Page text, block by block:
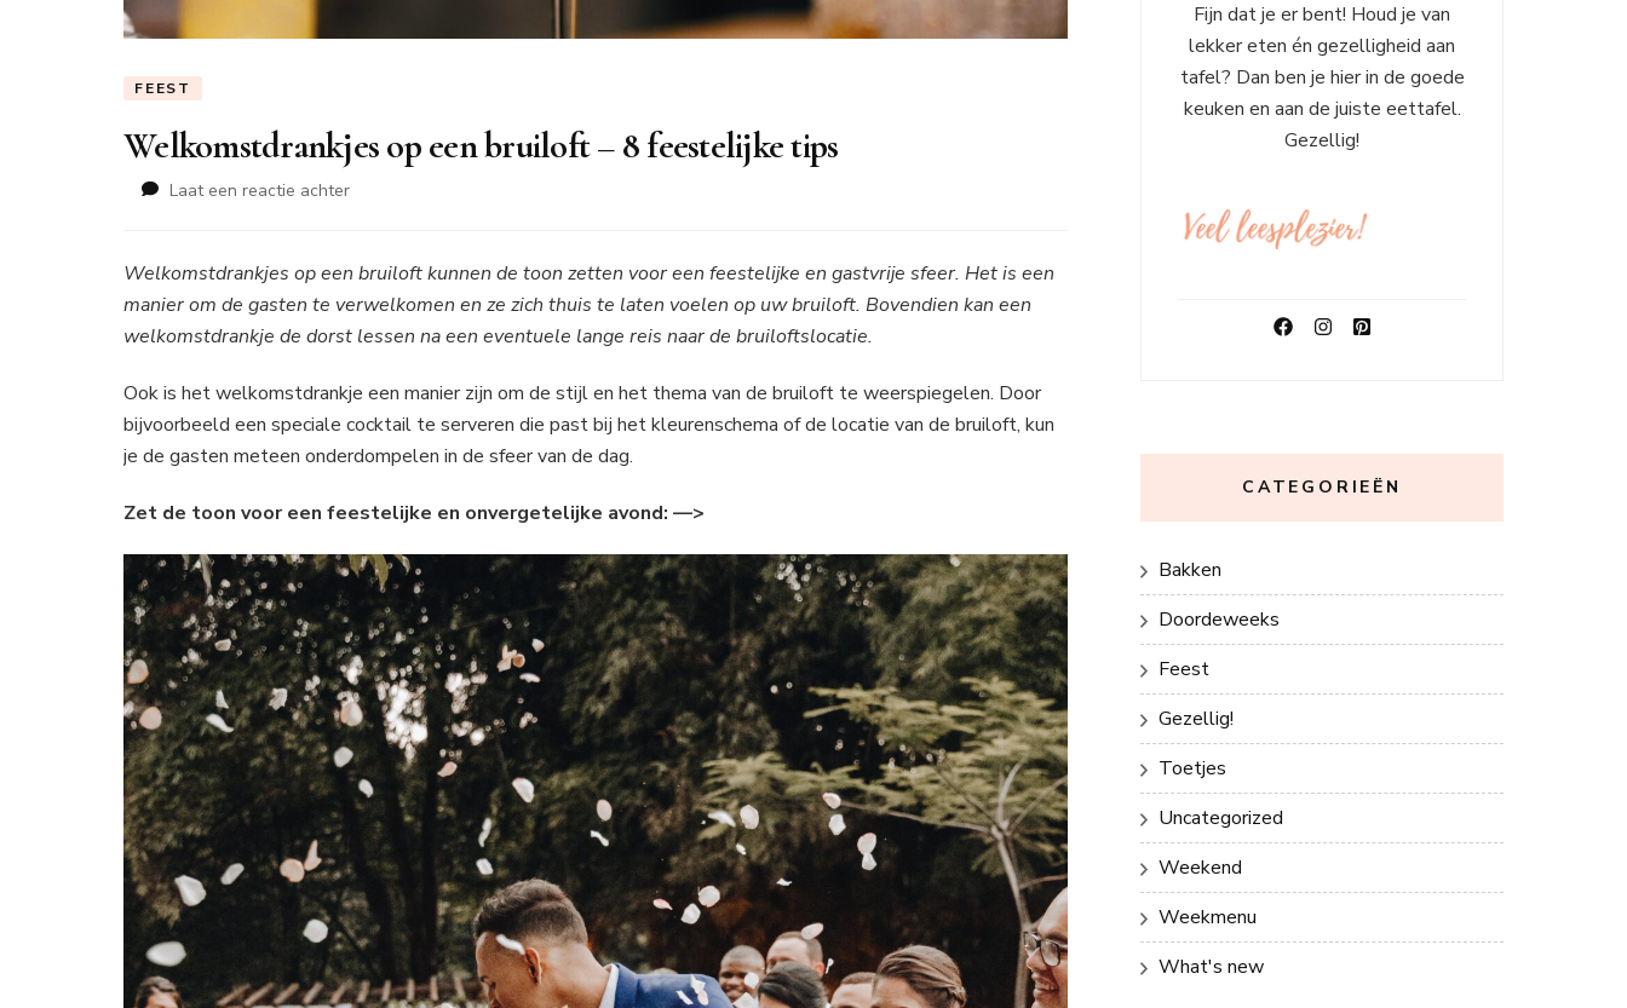
FEEST
Welkomstdrankjes op een bruiloft – 8 feestelijke tips
Laat een reactie achterop
een
–
8
tips
Welkomstdrankjes op een bruiloft kunnen de toon zetten voor een feestelijke en gastvrije sfeer. Het is een
manier om de gasten te verwelkomen en ze zich thuis te laten voelen op uw bruiloft. Bovendien kan een
welkomstdrankje de dorst lessen na een eventuele lange reis naar de bruiloftslocatie.
Ook is het welkomstdrankje een manier zijn om de stijl en het thema van de bruiloft te weerspiegelen. Door
bijvoorbeeld een speciale cocktail te serveren die past bij het kleurenschema of de locatie van de bruiloft, kun
je de gasten meteen onderdompelen in de sfeer van de dag.
Zet de toon voor een feestelijke en onvergetelijke avond: —>
Fijn dat je er bent! Houd je van
lekker eten én gezelligheid aan
tafel? Dan ben je hier in de goede
keuken en aan de juiste eettafel.
Gezellig!
CATEGORIEËN
Bakken
Doordeweeks
Feest
Gezellig!
Toetjes
Uncategorized
Weekend
Weekmenu
What's new